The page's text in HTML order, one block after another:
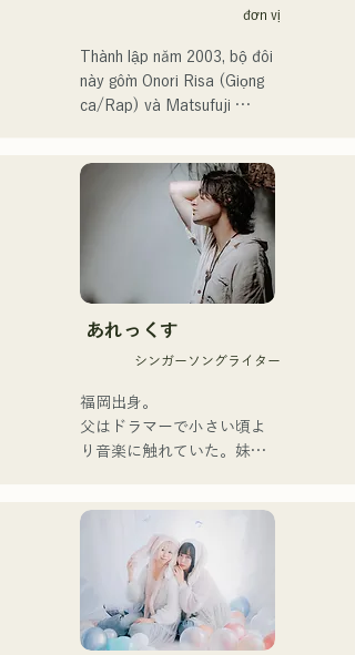
toàn Nhật Bản lần thứ 106
J:COM Fukuoka, Kumamoto
và Shimonoseki, khiến họ
trở thành một nhóm nhạc
đơn vị
Thành lập năm 2003, bộ đôi
này gồm Onori Risa (Giọng
ca/Rap) và Matsufuji
những thông điệp giản dị
nhưng mạnh mẽ trong một
thế giới quan nhẹ nhàng và
giọng hát ấm áp nhưng đầy
nội lực, nhẹ nhàng chạm đến
trái tim người nghe.
đơn đầu tiên, "Zatsuni
Tamede," vào ngày 23
tháng 1 năm 2025.
bao gồm acoustic, track và
band mixing.
Họ được hỗ trợ trong các
bản thu âm và biểu diễn
trực tiếp bởi CHOYO
あれっくす
シンガーソングライター
福岡出身。
父はドラマーで小さい頃よ
り音楽に触れていた。妹
家族で音楽を楽しむミュー
ジックファミリー。
10代後半にアメリカへ4年
半留学。
現在はLOVE FMの"music
×serendipity"でラジオDJを